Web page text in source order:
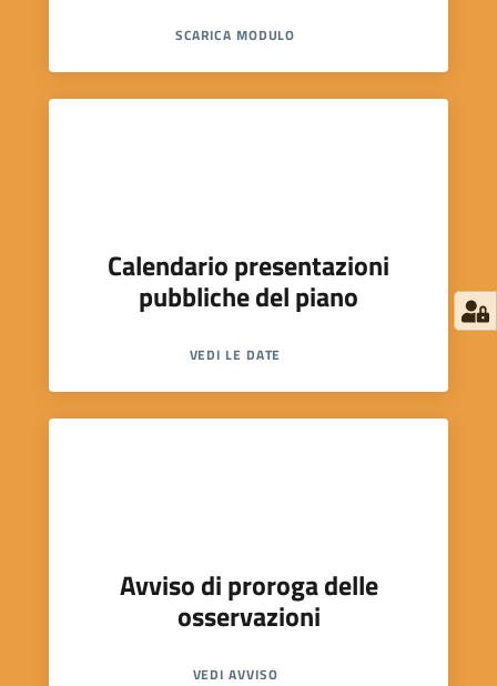
SCARICA MODULO
Calendario presentazioni
pubbliche del piano
VEDI LE DATE
Avviso di proroga delle
osservazioni
VEDI AVVISO